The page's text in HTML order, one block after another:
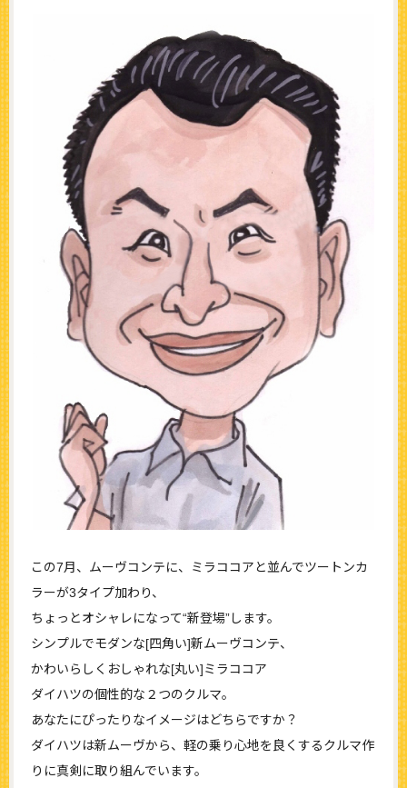
この7月、ムーヴコンテに、ミラココアと並んでツートンカ
ラーが3タイプ加わり、
ちょっとオシャレになって“新登場”します。
シンプルでモダンな[四角い]新ムーヴコンテ、
かわいらしくおしゃれな[丸い]ミラココア
ダイハツの個性的な２つのクルマ。
あなたにぴったりなイメージはどちらですか？
ダイハツは新ムーヴから、軽の乗り心地を良くするクルマ作
りに真剣に取り組んでいます。